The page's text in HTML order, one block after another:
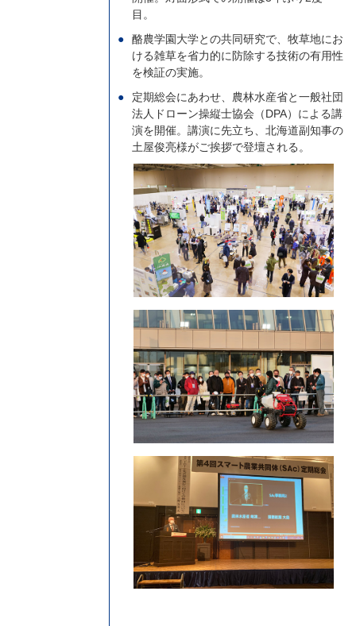
目。
酪農学園大学との共同研究で、牧草地にお
ける雑草を省力的に防除する技術の有用性
を検証の実施。
定期総会にあわせ、農林水産省と一般社団
法人ドローン操縦士協会（DPA）による講
演を開催。講演に先立ち、北海道副知事の
土屋俊亮様がご挨拶で登壇される。